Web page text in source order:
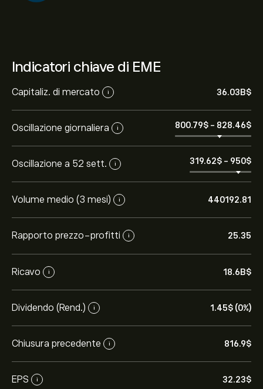
Indicatori chiave di EME
Capitaliz. di mercato i 36.03B‎$‎
Oscillazione giornaliera i 800.79‎$‎ - 828.46‎$‎
Oscillazione a 52 sett. i 319.62‎$‎ - 950‎$‎
Volume medio (3 mesi) i 440192.81
Rapporto prezzo-profitti i 25.35
Ricavo i 18.6B‎$‎
Dividendo (Rend.) i 1.45‎$‎ (0%)
Chiusura precedente i 816.9‎$‎
EPS i 32.23‎$‎